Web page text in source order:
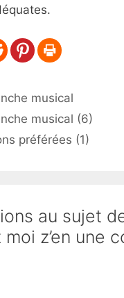
musical
musical (6)
préférées (1)
au sujet
z’en une